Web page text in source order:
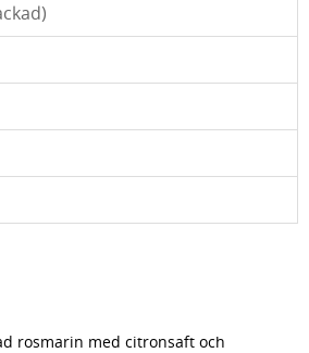
rosmarin med citronsaft och